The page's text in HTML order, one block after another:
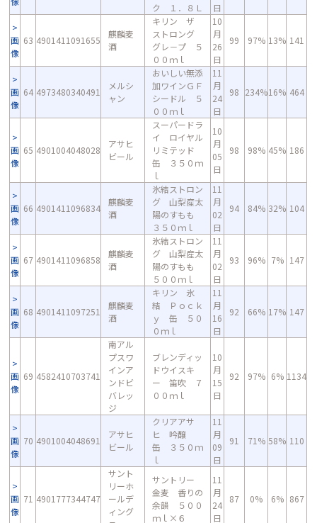
ク １．８Ｌ
日
画
像
63 4901411091655
麒麟麦
酒
キリン ザ
ストロング
グレ－プ ５
００ｍｌ
10
月
26
日
99 97% 13% 141
画
像
64 4973480340491
メルシ
ャン
おいしい無添
加ワインＧＦ
シードル ５
００ｍｌ
11
月
24
日
98 234%16% 464
画
像
65 4901004048028
アサヒ
ビール
スーパードラ
イ ロイヤル
リミテッド
缶 ３５０ｍ
ｌ
10
月
05
日
98 98% 45% 186
画
像
66 4901411096834
麒麟麦
酒
氷結ストロン
グ 山梨産太
陽のすもも
３５０ｍｌ
11
月
02
日
94 84% 32% 104
画
像
67 4901411096858
麒麟麦
酒
氷結ストロン
グ 山梨産太
陽のすもも
５００ｍｌ
11
月
02
日
93 96% 7% 147
画
像
68 4901411097251
麒麟麦
酒
キリン 氷
結 Ｐｏｃｋ
ｙ 缶 ５０
０ｍｌ
11
月
16
日
92 66% 17% 147
画
像
69 4582410703741
南アル
プスワ
インア
ンドビ
バレッ
ジ
ブレンディッ
ドウイスキ
ー 笛吹 ７
００ｍｌ
10
月
15
日
92 97% 6% 1134
画
像
70 4901004048691
アサヒ
ビール
クリアアサ
ヒ 吟醸
缶 ３５０ｍ
ｌ
11
月
09
日
91 71% 58% 110
画
像
71 4901777344747
サント
リーホ
ールデ
ィング
サントリー
金麦 香りの
余韻 ５００
ｍｌ×６
11
月
24
日
87 0% 6% 867